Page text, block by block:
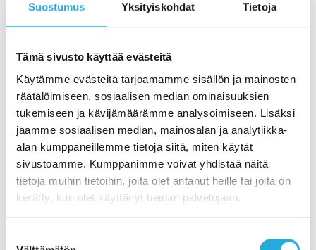
Suostumus Yksityiskohdat Tietoja
Tämä sivusto käyttää evästeitä
Käytämme evästeitä tarjoamamme sisällön ja mainosten
räätälöimiseen, sosiaalisen median ominaisuuksien
tukemiseen ja kävijämäärämme analysoimiseen. Lisäksi
jaamme sosiaalisen median, mainosalan ja analytiikka-
alan kumppaneillemme tietoja siitä, miten käytät
sivustoamme. Kumppanimme voivat yhdistää näitä
tietoja muihin tietoihin, joita olet antanut heille tai joita on
kerätty, kun olet käyttänyt heidän palvelujaan.
Kyllä, hyväksyn tietosuojaselosteen*